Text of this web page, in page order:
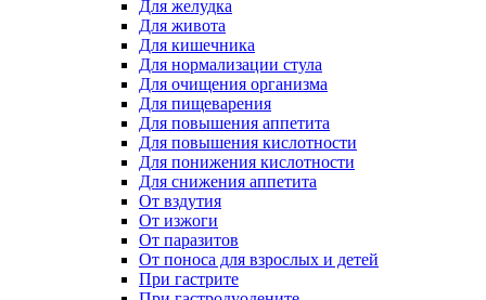
Для желудка
Для живота
Для кишечника
Для нормализации стула
Для очищения организма
Для пищеварения
Для повышения аппетита
Для повышения кислотности
Для понижения кислотности
Для снижения аппетита
От вздутия
От изжоги
От паразитов
От поноса для взрослых и детей
При гастрите